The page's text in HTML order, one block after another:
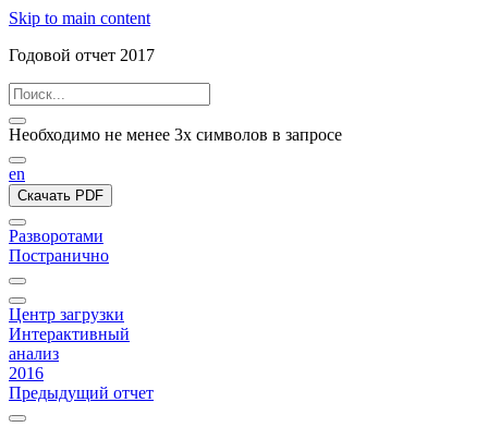
Skip to main content
Годовой отчет 2017
Необходимо не менее 3х символов в запросе
en
Скачать PDF
Разворотами
Постранично
Центр загрузки
Интерактивный
анализ
2016
Предыдущий отчет